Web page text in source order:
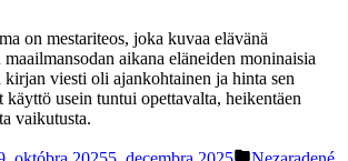
on mestariteos, joka kuvaa elävänä
aikana eläneiden moninaisia
viesti oli ajankohtainen ja hinta sen
usein tuntui opettavalta, heikentäen
vaikutusta.
Posted